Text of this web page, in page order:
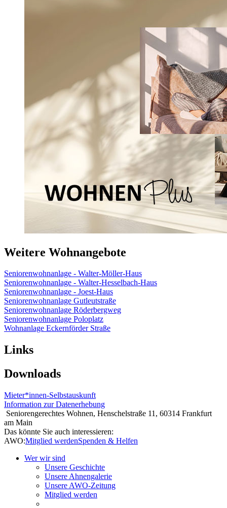
Weitere Wohnangebote
Seniorenwohnanlage - Walter-Möller-Haus
Seniorenwohnanlage - Walter-Hesselbach-Haus
Seniorenwohnanlage - Joest-Haus
Seniorenwohnanlage Gutleutstraße
Seniorenwohnanlage Röderbergweg
Seniorenwohnanlage Poloplatz
Wohnanlage Eckernförder Straße
Links
Downloads
Mieter*innen-Selbstauskunft
Information zur Datenerhebung
Seniorengerechtes Wohnen, Henschelstraße 11, 60314 Frankfurt
am Main
Das könnte Sie auch interessieren:
AWO:Mitglied werdenSpenden & Helfen
Wer wir sind
Unsere Geschichte
Unsere Ahnengalerie
Unsere AWO-Zeitung
Mitglied werden